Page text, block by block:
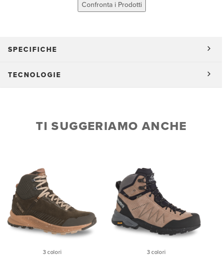
Confronta i Prodotti
SPECIFICHE
TECNOLOGIE
TI SUGGERIAMO ANCHE
3 colori 3 colori